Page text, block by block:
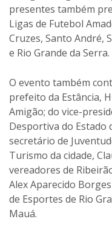
presentes também
Ligas de Futebol
Cruzes, Santo André,
e Rio Grande da Serra.
O evento também
prefeito da Estância,
Amigão; do vice-
Desportiva do Estado
secretário de
Turismo da cidade,
vereadores de
Alex Aparecido
de Esportes de Rio
Mauá.